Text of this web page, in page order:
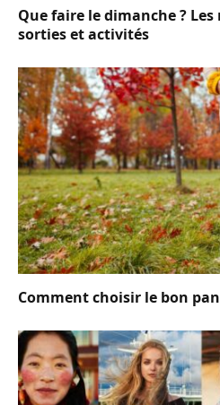
Que faire le dimanche ?
sorties et activités
Comment choisir le bon